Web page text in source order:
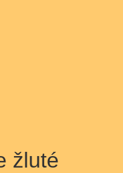
žluté